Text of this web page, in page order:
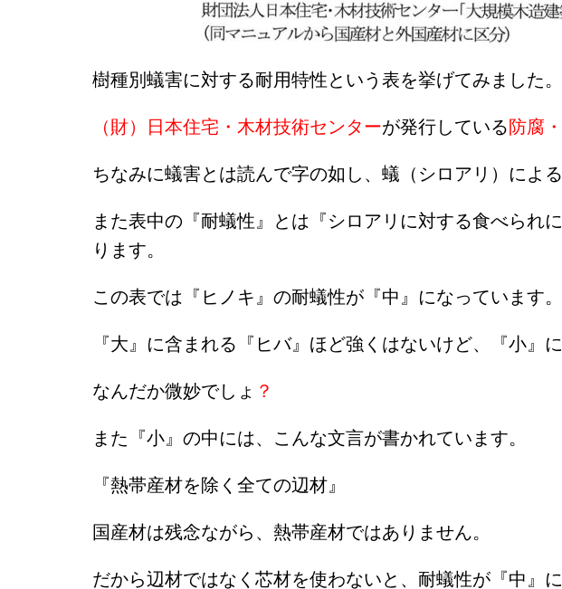
樹種別蟻害に対する耐用特性という表を挙げてみました。
（財）日本住宅・木材技術センターが発行している防腐
ちなみに蟻害とは読んで字の如し、蟻（シロアリ）によ
また表中の『耐蟻性』とは『シロアリに対する食べら
ります。
この表では『ヒノキ』の耐蟻性が『中』になっています。
『大』に含まれる『ヒバ』ほど強くはないけど、『小』
なんだか微妙でしょ ？
また『小』の中には、こんな文言が書かれています。
『熱帯産材を除く全ての辺材』
国産材は残念ながら、熱帯産材ではありません。
だから辺材ではなく芯材を使わないと、耐蟻性が『中』